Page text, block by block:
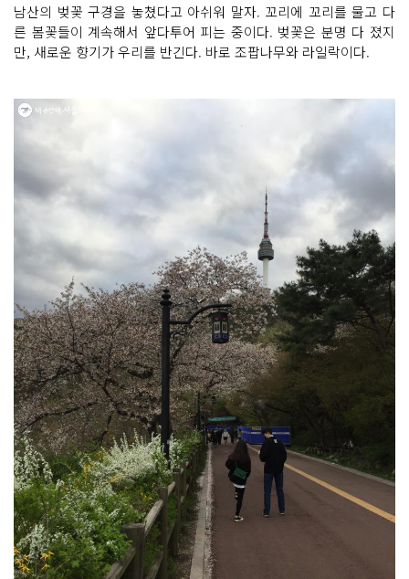
남산의 벚꽃 구경을 놓쳤다고 아쉬워 말자. 꼬리에 꼬리를 물고 다
른 봄꽃들이 계속해서 앞다투어 피는 중이다. 벚꽃은 분명 다 졌지
만, 새로운 향기가 우리를 반긴다. 바로 조팝나무와 라일락이다.